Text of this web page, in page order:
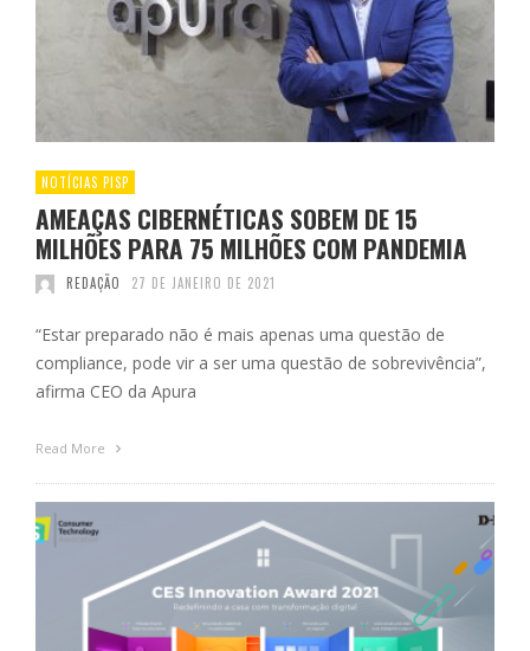
NOTÍCIAS PISP
AMEAÇAS CIBERNÉTICAS SOBEM DE 15
MILHÕES PARA 75 MILHÕES COM PANDEMIA
REDAÇÃO 27 DE JANEIRO DE 2021
“Estar preparado não é mais apenas uma questão de
compliance, pode vir a ser uma questão de sobrevivência”,
afirma CEO da Apura
Read More